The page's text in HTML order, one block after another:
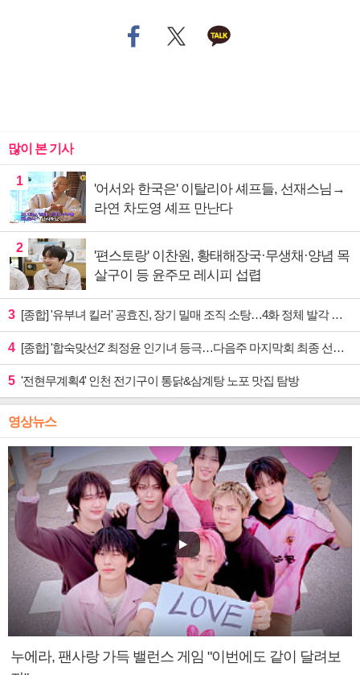
많이 본 기사
1
'어서와 한국은' 이탈리아 셰프들, 선재스님→
라연 차도영 셰프 만난다
2
'편스토랑' 이찬원, 황태해장국·무생채·양념 목
살구이 등 윤주모 레시피 섭렵
3 [종합] '유부녀 킬러' 공효진, 장기 밀매 조직 소탕…4화 정체 발각 위기 예고
4 [종합] '합숙맞선2' 최정윤 인기녀 등극…다음주 마지막회 최종 선택 예고
5 '전현무계획4' 인천 전기구이 통닭&삼계탕 노포 맛집 탐방
영상뉴스
누에라, 팬사랑 가득 밸런스 게임 "이번에도 같이 달려보